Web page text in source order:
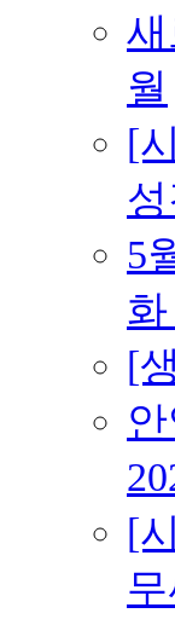
월
[
5
[
[